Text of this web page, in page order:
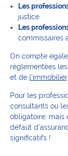
Les
justice.
Les
commissaires
On compte
réglementées
et de l’immobilier.
Pour les
consultants ou
obligatoire, mais
défaut
significatifs !